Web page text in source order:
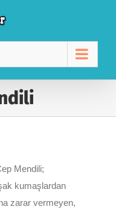
Mendili;
kumaşlardan
zarar vermeyen,